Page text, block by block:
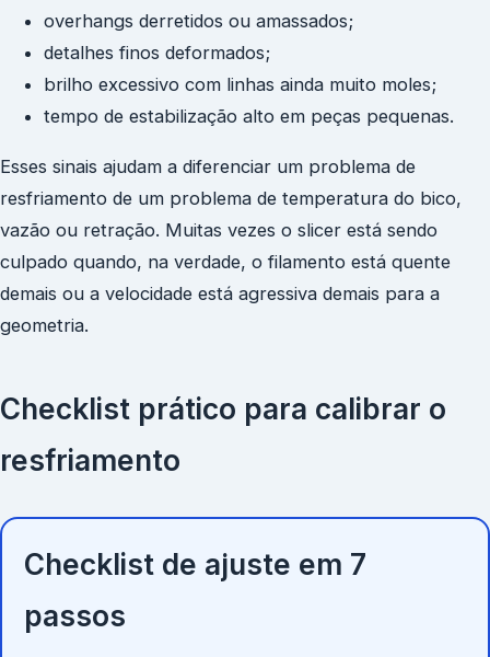
overhangs derretidos ou amassados;
detalhes finos deformados;
brilho excessivo com linhas ainda muito moles;
tempo de estabilização alto em peças pequenas.
Esses sinais ajudam a diferenciar um problema de
resfriamento de um problema de temperatura do bico,
vazão ou retração. Muitas vezes o slicer está sendo
culpado quando, na verdade, o filamento está quente
demais ou a velocidade está agressiva demais para a
geometria.
Checklist prático para calibrar o
resfriamento
Checklist de ajuste em 7
passos